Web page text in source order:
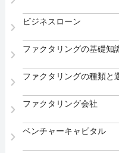
ビジネスローン
ファクタリングの基礎知
ファクタリングの種類と
ファクタリング会社
ベンチャーキャピタル